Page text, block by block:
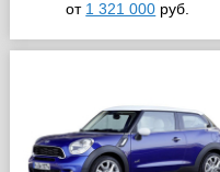
от 1 321 000 руб.